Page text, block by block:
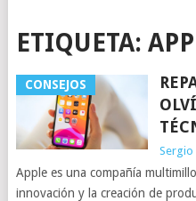
ETIQUETA:
CONSEJOS
Sergio
Apple es una compañía
innovación y la creación de